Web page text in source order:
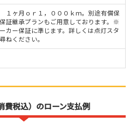
ヶ月ｏｒ１，０００ｋｍ。別途有償保
証継承プランもご用意しております。※
カー保証に準じます。詳しくは点灯スタ
ねください。
費税込）のローン支払例